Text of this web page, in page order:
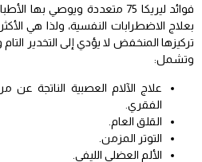
فوائد ليريكا 75 متعددة ويوصي
بعلاج الاضطرابات النفسية، ولذا هي
تركيزها المنخفض لا يؤدي إلى التخدير
وتشمل:
علاج الآلام العصبية الناتجة
الفقري.
القلق العام.
التوتر المزمن.
الألم العضلي الليفي.